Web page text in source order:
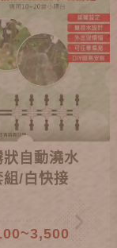
狀自動澆水
組/白快接